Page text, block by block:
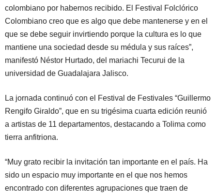
colombiano por habernos recibido. El Festival Folclórico
Colombiano creo que es algo que debe mantenerse y en el
que se debe seguir invirtiendo porque la cultura es lo que
mantiene una sociedad desde su médula y sus raíces”,
manifestó Néstor Hurtado, del mariachi Tecurui de la
universidad de Guadalajara Jalisco.
La jornada continuó con el Festival de Festivales “Guillermo
Rengifo Giraldo”, que en su trigésima cuarta edición reunió
a artistas de 11 departamentos, destacando a Tolima como
tierra anfitriona.
“Muy grato recibir la invitación tan importante en el país. Ha
sido un espacio muy importante en el que nos hemos
encontrado con diferentes agrupaciones que traen de